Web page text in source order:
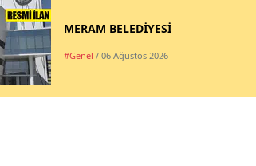
MERAM BELEDİYESİ
#Genel / 06 Ağustos 2026